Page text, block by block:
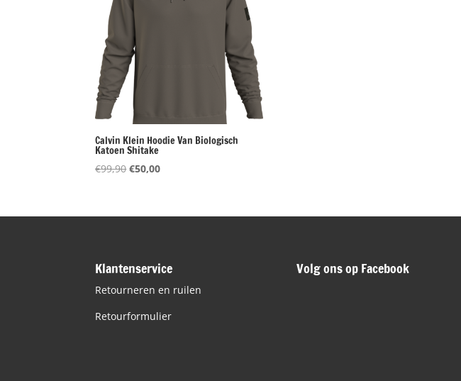
Calvin Klein Hoodie Van Biologisch
Katoen Shitake
€99,90Oorspronkelijke
€99,90.
€50,00Huidige
€50,00.
Klantenservice
Retourneren en ruilen
Retourformulier
Volg ons op Facebook